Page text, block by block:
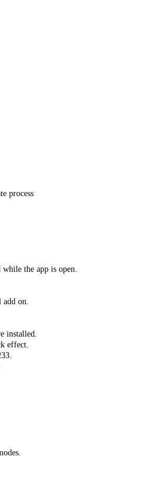
process
the app is open.
on.
installed.
effect.